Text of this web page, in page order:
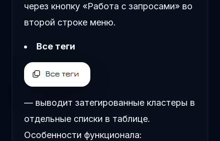
через кнопку «Работа с запросами» во
второй строке меню.
Все теги
— выводит затегированные кластеры в
отдельные списки в таблице.
Особенности функционала: